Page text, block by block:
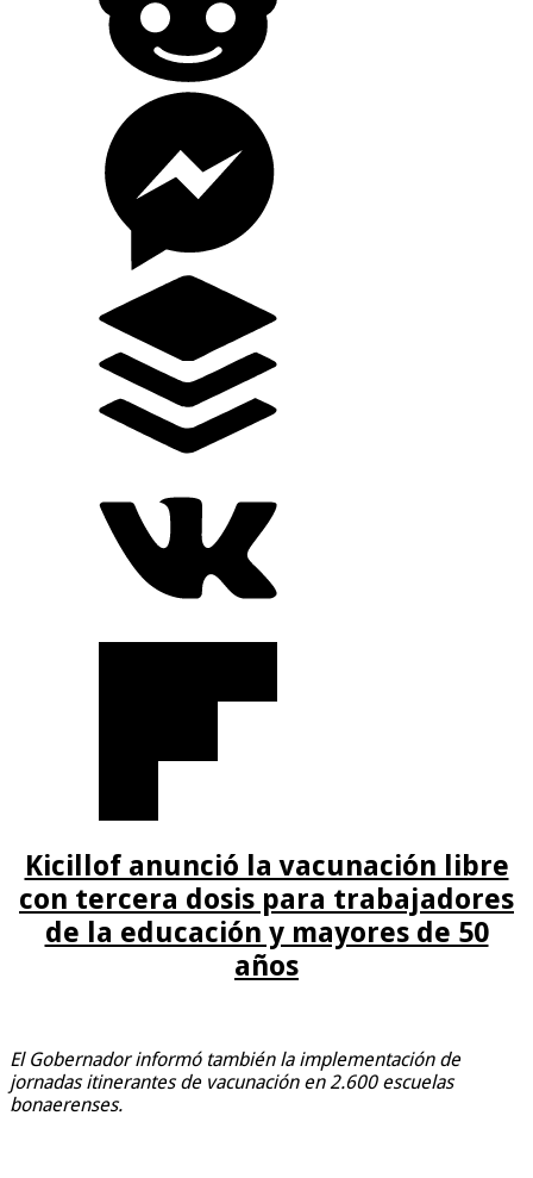
Kicillof anunció la vacunación libre
con tercera dosis para trabajadores
de la educación y mayores de 50
años
El Gobernador informó también la implementación de
jornadas itinerantes de vacunación en 2.600 escuelas
bonaerenses.